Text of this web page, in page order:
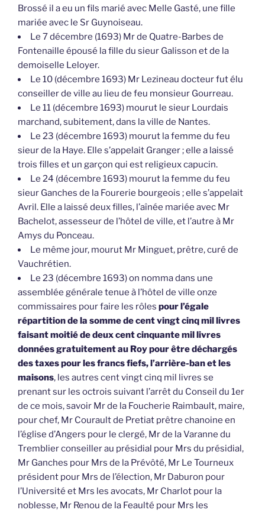
Brossé il a eu un fils marié avec Melle Gasté, une fille
mariée avec le Sr Guynoiseau.
Le 7 décembre (1693) Mr de Quatre-Barbes de
Fontenaille épousé la fille du sieur Galisson et de la
demoiselle Leloyer.
Le 10 (décembre 1693) Mr Lezineau docteur fut élu
conseiller de ville au lieu de feu monsieur Gourreau.
Le 11 (décembre 1693) mourut le sieur Lourdais
marchand, subitement, dans la ville de Nantes.
Le 23 (décembre 1693) mourut la femme du feu
sieur de la Haye. Elle s’appelait Granger ; elle a laissé
trois filles et un garçon qui est religieux capucin.
Le 24 (décembre 1693) mourut la femme du feu
sieur Ganches de la Fourerie bourgeois ; elle s’appelait
Avril. Elle a laissé deux filles, l’aînée mariée avec Mr
Bachelot, assesseur de l’hôtel de ville, et l’autre à Mr
Amys du Ponceau.
Le même jour, mourut Mr Minguet, prêtre, curé de
Vauchrétien.
Le 23 (décembre 1693) on nomma dans une
assemblée générale tenue à l’hôtel de ville onze
commissaires pour faire les rôles pour l’égale
répartition de la somme de cent vingt cinq mil livres
faisant moitié de deux cent cinquante mil livres
données gratuitement au Roy pour être déchargés
des taxes pour les francs fiefs, l’arrière-ban et les
maisons, les autres cent vingt cinq mil livres se
prenant sur les octrois suivant l’arrêt du Conseil du 1er
de ce mois, savoir Mr de la Foucherie Raimbault, maire,
pour chef, Mr Courault de Pretiat prêtre chanoine en
l’église d’Angers pour le clergé, Mr de la Varanne du
Tremblier conseiller au présidial pour Mrs du présidial,
Mr Ganches pour Mrs de la Prévôté, Mr Le Tourneux
président pour Mrs de l’élection, Mr Daburon pour
l’Université et Mrs les avocats, Mr Charlot pour la
noblesse, Mr Renou de la Feaulté pour Mrs les